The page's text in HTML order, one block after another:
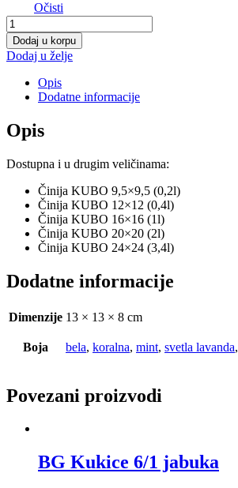
Očisti
Činija
KUBO
FIT
0,75l
količina
Dodaj u korpu
Dodaj u želje
Opis
Dodatne informacije
Opis
Dostupna i u drugim veličinama:
Činija KUBO 9,5×9,5 (0,2l)
Činija KUBO 12×12 (0,4l)
Činija KUBO 16×16 (1l)
Činija KUBO 20×20 (2l)
Činija KUBO 24×24 (3,4l)
Dodatne informacije
Dimenzije 13 × 13 × 8 cm
Boja bela, koralna, mint, svetla lavanda,
Povezani proizvodi
BG Kukice 6/1 jabuka